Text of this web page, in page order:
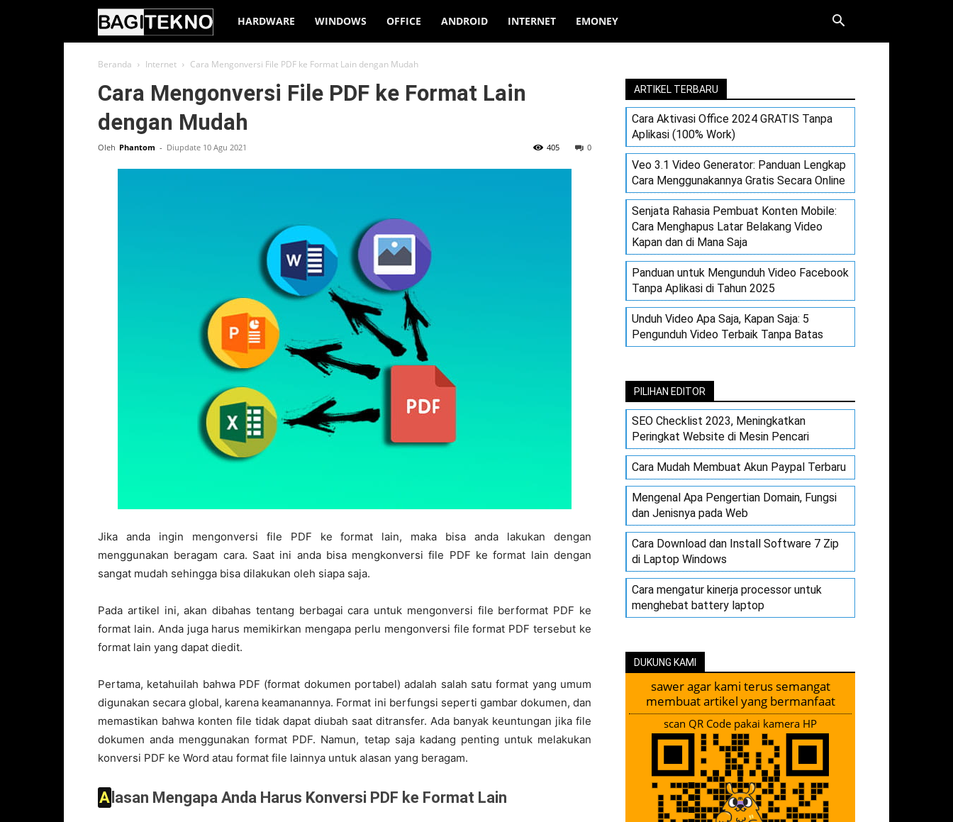
BagiTekno
HARDWARE WINDOWS OFFICE ANDROID INTERNET EMONEY
Beranda Internet Cara Mengonversi File PDF ke Format Lain dengan Mudah
Cara Mengonversi File PDF ke Format Lain
dengan Mudah
Oleh Phantom - Diupdate 10 Agu 2021 0
405
Jika anda ingin mengonversi file PDF ke format lain, maka bisa anda lakukan dengan
menggunakan beragam cara. Saat ini anda bisa mengkonversi file PDF ke format lain dengan
sangat mudah sehingga bisa dilakukan oleh siapa saja.
Pada artikel ini, akan dibahas tentang berbagai cara untuk mengonversi file berformat PDF ke
format lain. Anda juga harus memikirkan mengapa perlu mengonversi file format PDF tersebut ke
format lain yang dapat diedit.
Pertama, ketahuilah bahwa PDF (format dokumen portabel) adalah salah satu format yang umum
digunakan secara global, karena keamanannya. Format ini berfungsi seperti gambar dokumen, dan
memastikan bahwa konten file tidak dapat diubah saat ditransfer. Ada banyak keuntungan jika file
dokumen anda menggunakan format PDF. Namun, tetap saja kadang penting untuk melakukan
konversi PDF ke Word atau format file lainnya untuk alasan yang beragam.
Alasan Mengapa Anda Harus Konversi PDF ke Format Lain
ARTIKEL TERBARU
Cara Aktivasi Office 2024 GRATIS Tanpa
Aplikasi (100% Work)
Veo 3.1 Video Generator: Panduan Lengkap
Cara Menggunakannya Gratis Secara Online
Senjata Rahasia Pembuat Konten Mobile:
Cara Menghapus Latar Belakang Video
Kapan dan di Mana Saja
Panduan untuk Mengunduh Video Facebook
Tanpa Aplikasi di Tahun 2025
Unduh Video Apa Saja, Kapan Saja: 5
Pengunduh Video Terbaik Tanpa Batas
PILIHAN EDITOR
SEO Checklist 2023, Meningkatkan
Peringkat Website di Mesin Pencari
Cara Mudah Membuat Akun Paypal Terbaru
Mengenal Apa Pengertian Domain, Fungsi
dan Jenisnya pada Web
Cara Download dan Install Software 7 Zip
di Laptop Windows
Cara mengatur kinerja processor untuk
menghebat battery laptop
DUKUNG KAMI
sawer agar kami terus semangat
membuat artikel yang bermanfaat
scan QR Code pakai kamera HP